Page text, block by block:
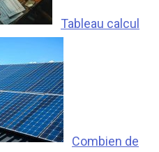
Tableau calcul
Combien de